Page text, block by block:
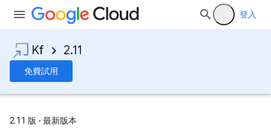
登入
Kf 2.11
免費試用
2.11 版 - 最新版本